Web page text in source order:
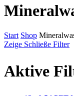
Start Shop
Zeige Schließe Filter
Aktive